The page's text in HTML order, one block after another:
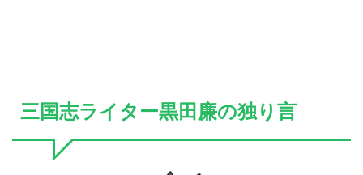
三国志ライター黒田廉の独り言